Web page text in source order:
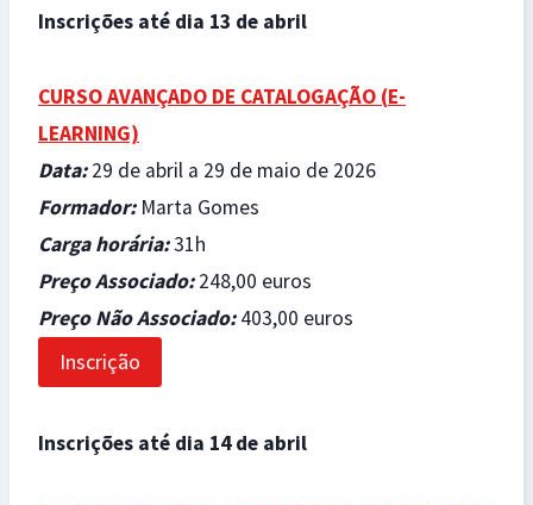
Inscrições até dia 13 de abril
CURSO AVANÇADO DE CATALOGAÇÃO (E-
LEARNING)
Data: 29 de abril a 29 de maio de 2026
Formador: Marta Gomes
Carga horária:31h
Preço Associado:248,00 euros
Preço Não Associado:403,00 euros
Inscrição
Inscrições até dia 14 de abril